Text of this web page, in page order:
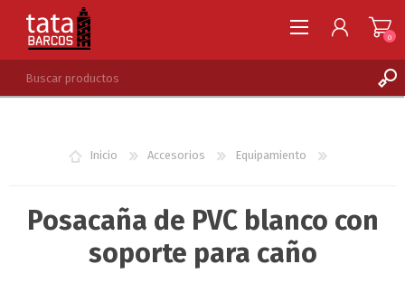
LISTA DE DESEOS
0
Inicio Accesorios Equipamiento
Posacaña de PVC blanco con
soporte para caño